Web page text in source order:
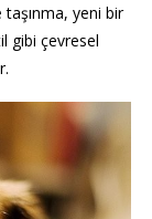
taşınma, yeni bir
gibi çevresel